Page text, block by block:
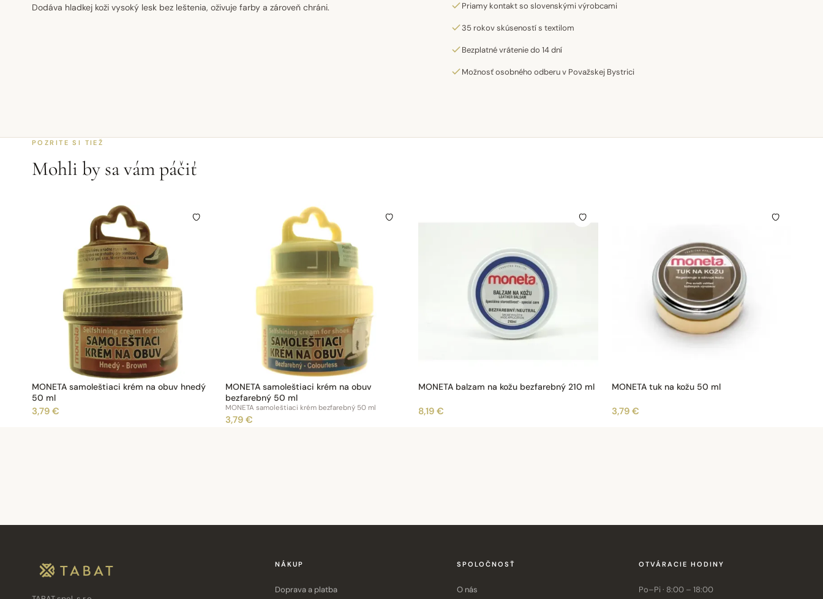
Dodáva hladkej koži vysoký lesk bez leštenia, oživuje farby a zároveň chráni. Priamy kontakt so slovenskými výrobcami
35 rokov skúseností s textilom
Bezplatné vrátenie do 14 dní
Možnosť osobného odberu v Považskej Bystrici
POZRITE SI TIEŽ
Mohli by sa vám páčiť
MONETA samoleštiaci krém na obuv hnedý
50 ml
3,79 €
MONETA samoleštiaci krém na obuv
bezfarebný 50 ml
MONETA samoleštiaci krém bezfarebný 50 ml
3,79 €
MONETA balzam na kožu bezfarebný 210 ml
8,19 €
MONETA tuk na kožu 50 ml
3,79 €
NÁKUP
Doprava a platba
SPOLOČNOSŤ
O nás
OTVÁRACIE HODINY
Po–Pi · 8:00 – 18:00